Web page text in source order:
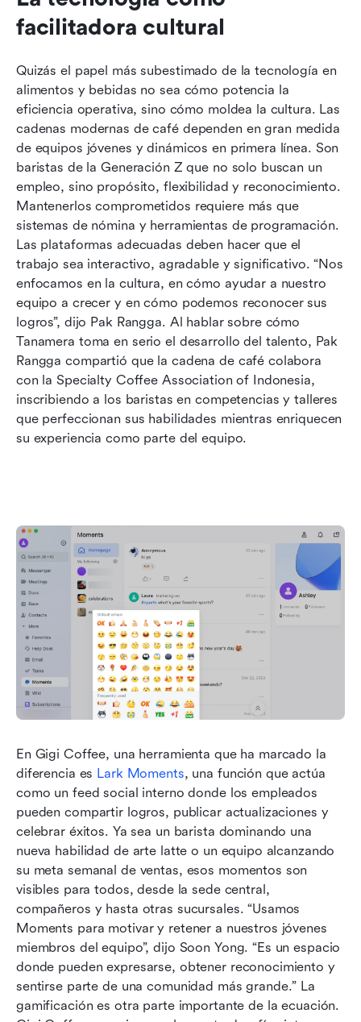
facilitadora cultural
Quizás el papel más subestimado de la tecnología en
alimentos y bebidas no sea cómo potencia la
eficiencia operativa, sino cómo moldea la cultura. Las
cadenas modernas de café dependen en gran medida
de equipos jóvenes y dinámicos en primera línea. Son
baristas de la Generación Z que no solo buscan un
empleo, sino propósito, flexibilidad y reconocimiento.
Mantenerlos comprometidos requiere más que
sistemas de nómina y herramientas de programación.
Las plataformas adecuadas deben hacer que el
trabajo sea interactivo, agradable y significativo. “Nos
enfocamos en la cultura, en cómo ayudar a nuestro
equipo a crecer y en cómo podemos reconocer sus
logros”, dijo Pak Rangga. Al hablar sobre cómo
Tanamera toma en serio el desarrollo del talento, Pak
Rangga compartió que la cadena de café colabora
con la Specialty Coffee Association of Indonesia,
inscribiendo a los baristas en competencias y talleres
que perfeccionan sus habilidades mientras enriquecen
su experiencia como parte del equipo.
En Gigi Coffee, una herramienta que ha marcado la
diferencia es Lark Moments, una función que actúa
como un feed social interno donde los empleados
pueden compartir logros, publicar actualizaciones y
celebrar éxitos. Ya sea un barista dominando una
nueva habilidad de arte latte o un equipo alcanzando
su meta semanal de ventas, esos momentos son
visibles para todos, desde la sede central,
compañeros y hasta otras sucursales. “Usamos
Moments para motivar y retener a nuestros jóvenes
miembros del equipo”, dijo Soon Yong. “Es un espacio
donde pueden expresarse, obtener reconocimiento y
sentirse parte de una comunidad más grande.” La
gamificación es otra parte importante de la ecuación.